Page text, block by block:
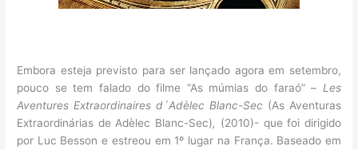
Embora esteja previsto para ser lançado agora em setembro,
pouco se tem falado do filme “As múmias do faraó” – Les
Aventures Extraordinaires d´Adèlec Blanc-Sec (As Aventuras
Extraordinárias de Adèlec Blanc-Sec), (2010)- que foi dirigido
por Luc Besson e estreou em 1º lugar na França. Baseado em